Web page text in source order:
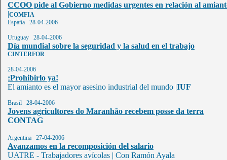
CCOO pide al Gobierno medidas urgentes en relación al
|COMFIA
España 28-04-2006
Uruguay 28-04-2006
Día mundial sobre la seguridad y la salud en el trabajo
CINTERFOR
28-04-2006
¡Prohibirlo ya!
El amianto es el mayor asesino industrial del mundo |IUF
Brasil 28-04-2006
Jovens agricultores do Maranhão recebem posse da terra
CONTAG
Argentina 27-04-2006
Avanzamos en la recomposición del salario
UATRE - Trabajadores avícolas | Con Ramón Ayala